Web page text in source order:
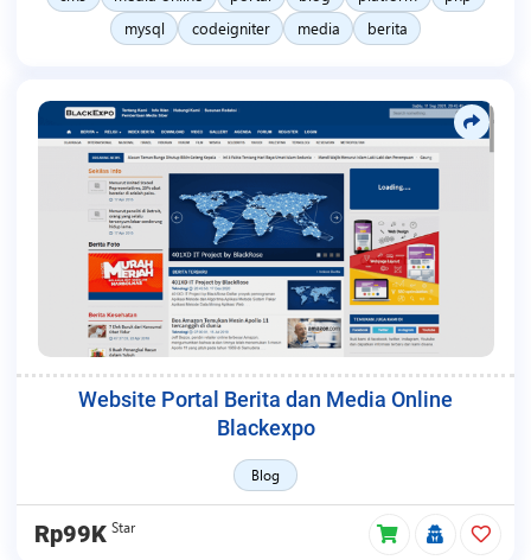
mysql
codeigniter media berita
Website Portal Berita dan Media Online
Blackexpo
Blog
Rp99K Star